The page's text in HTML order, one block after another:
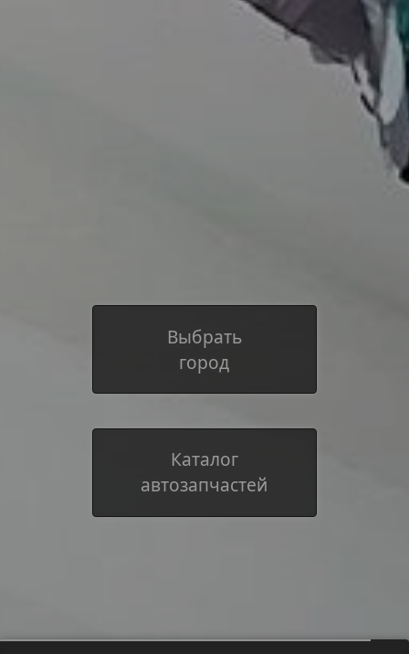
Выбрать
город
Каталог
автозапчастей